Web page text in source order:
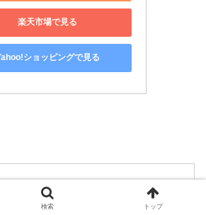
楽天市場で見る
ショッピングで見る
検索 トップ